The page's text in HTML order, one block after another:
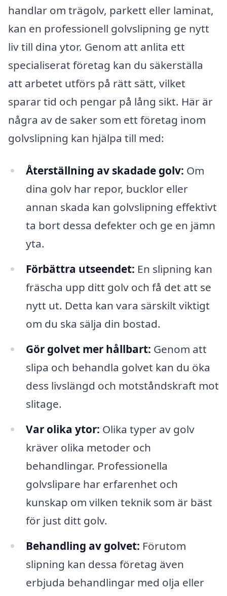
handlar om trägolv, parkett eller laminat,
kan en professionell golvslipning ge nytt
liv till dina ytor. Genom att anlita ett
specialiserat företag kan du säkerställa
att arbetet utförs på rätt sätt, vilket
sparar tid och pengar på lång sikt. Här är
några av de saker som ett företag inom
golvslipning kan hjälpa till med:
Återställning av skadade golv: Om
dina golv har repor, bucklor eller
annan skada kan golvslipning effektivt
ta bort dessa defekter och ge en jämn
yta.
Förbättra utseendet: En slipning kan
fräscha upp ditt golv och få det att se
nytt ut. Detta kan vara särskilt viktigt
om du ska sälja din bostad.
Gör golvet mer hållbart: Genom att
slipa och behandla golvet kan du öka
dess livslängd och motståndskraft mot
slitage.
Var olika ytor: Olika typer av golv
kräver olika metoder och
behandlingar. Professionella
golvslipare har erfarenhet och
kunskap om vilken teknik som är bäst
för just ditt golv.
Behandling av golvet: Förutom
slipning kan dessa företag även
erbjuda behandlingar med olja eller